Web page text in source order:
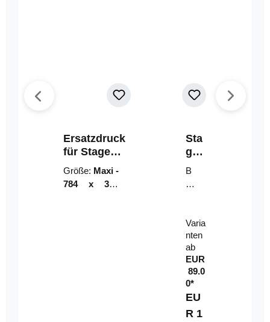
Ersatzdruck
für Stage
Riser
Größe: Maxi -
784 x 314
Sta
geri
ser-
LE
D-
el
B
un
mi
t
Fe
rn
be
di
en
u
Varia
nten
ab
EUR
89.0
0*
EU
R 1